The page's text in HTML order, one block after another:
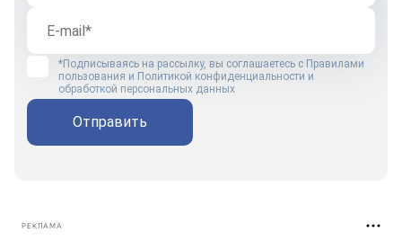
*Подписываясь на рассылку, вы соглашаетесь с Правилами
пользования и Политикой конфиденциальности и
обработкой персональных данных
Отправить
РЕКЛАМА